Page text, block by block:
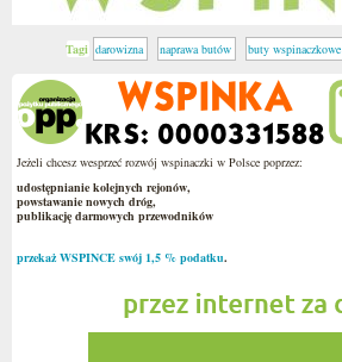
Tagi darowizna naprawa butów buty wspinaczkowe
Jeżeli chcesz wesprzeć rozwój wspinaczki w Polsce poprzez:
udostępnianie kolejnych rejonów,
powstawanie nowych dróg,
publikację darmowych przewodników
przekaż WSPINCE swój 1,5 % podatku.